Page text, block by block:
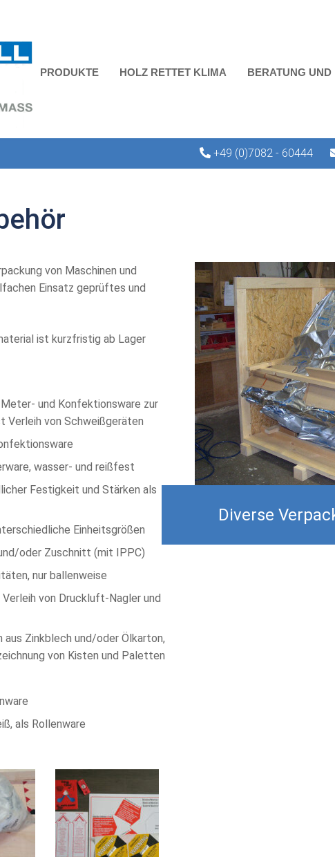
PRODUKTE HOLZ RETTET KLIMA BERATUNG
+49 (0)7082 - 60444
von Maschinen und
Einsatz geprüftes und
ist kurzfristig ab Lager
und Konfektionsware zur
Verleih von Schweißgeräten
wasser- und reißfest
Festigkeit und Stärken als
Einheitsgrößen
oder Zuschnitt (mit IPPC)
nur ballenweise
von Druckluft-Nagler und
Zinkblech und/oder Ölkarton,
von Kisten und Paletten
als Rollenware
Diverse